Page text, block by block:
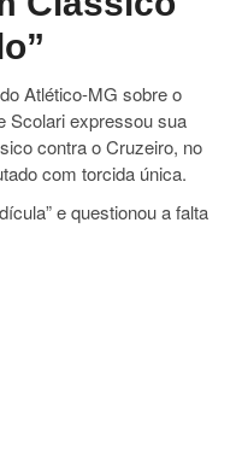
Atlético-MG sobre o
Scolari expressou sua
contra o Cruzeiro, no
com torcida única.
e questionou a falta